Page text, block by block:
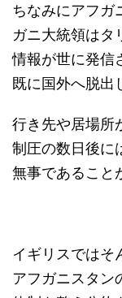
ちなみにアフガ
ガニ大統領はタ
情報が世に発信
既に国外へ脱出
行き先や居場所
制圧の数日後に
無事であること
イギリスではそ
アフガニスタン